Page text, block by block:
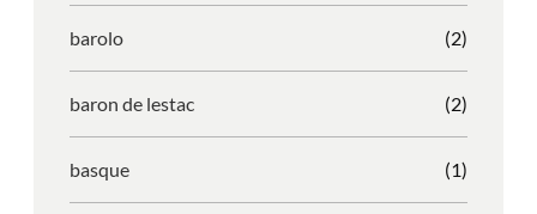
barolo (2)
baron de lestac (2)
basque (1)